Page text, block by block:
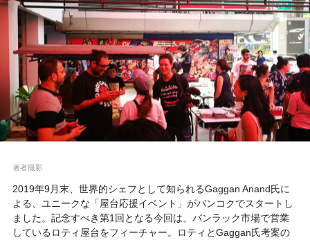
著者撮影
2019年9月末、世界的シェフとして知られるGaggan Anand氏に
よる、ユニークな「屋台応援イベント」がバンコクでスタートし
ました。記念すべき第1回となる今回は、バンラック市場で営業
しているロティ屋台をフィーチャー。ロティとGaggan氏考案の